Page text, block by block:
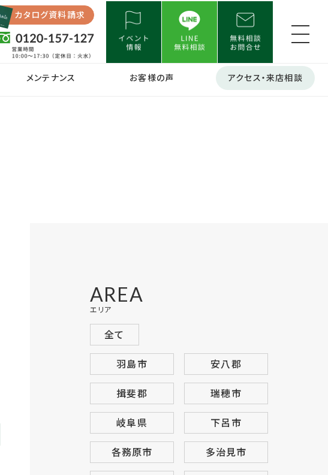
カタログ資料請求
メンテナンス お客様の声 アクセス・来店相談
AREA
エリア
全て
羽島市 安八郡
揖斐郡 瑞穂市
岐阜県 下呂市
各務原市 多治見市